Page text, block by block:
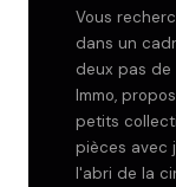
Vous
dans un
deux pas de
Immo,
petits
pièces avec
l'abri de la